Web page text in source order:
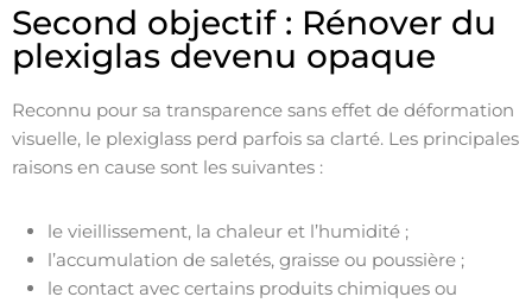
Second objectif : Rénover du
plexiglas devenu opaque
Reconnu pour sa transparence sans effet de déformation
visuelle, le plexiglass perd parfois sa clarté. Les principales
raisons en cause sont les suivantes :
le vieillissement, la chaleur et l’humidité ;
l’accumulation de saletés, graisse ou poussière ;
le contact avec certains produits chimiques ou